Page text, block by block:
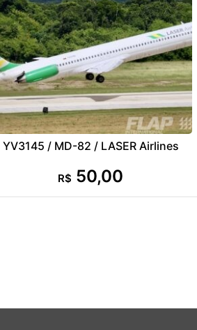
YV3145 / MD-82 / LASER Airlines
R$ 50,00